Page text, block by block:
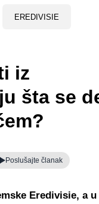
EREDIVISIE
iz
šta se
Poslušajte članak
Eredivisie, a